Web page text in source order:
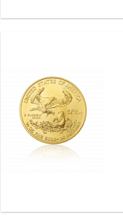
obľúbeným